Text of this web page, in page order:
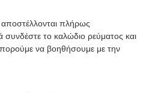
πλήρως
το καλώδιο ρεύματος και
να βοηθήσουμε με την